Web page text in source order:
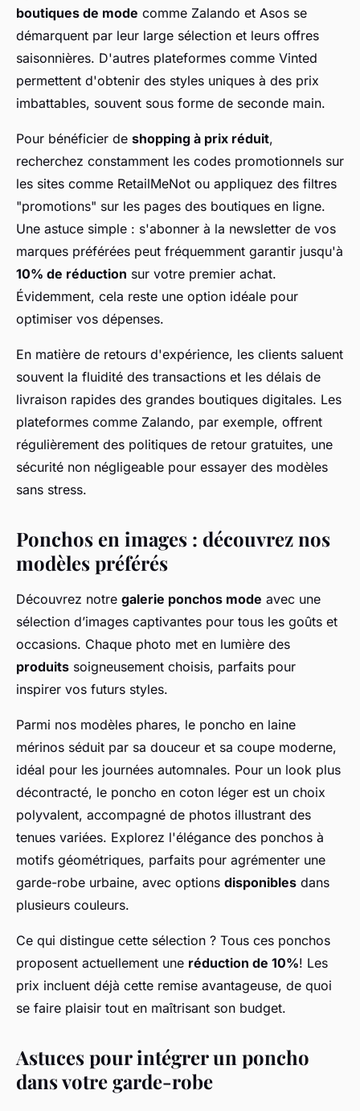
boutiques de mode comme Zalando et Asos se
démarquent par leur large sélection et leurs offres
saisonnières. D'autres plateformes comme Vinted
permettent d'obtenir des styles uniques à des prix
imbattables, souvent sous forme de seconde main.
Pour bénéficier de shopping à prix réduit,
recherchez constamment les codes promotionnels sur
les sites comme RetailMeNot ou appliquez des filtres
"promotions" sur les pages des boutiques en ligne.
Une astuce simple : s'abonner à la newsletter de vos
marques préférées peut fréquemment garantir jusqu'à
10% de réduction sur votre premier achat.
Évidemment, cela reste une option idéale pour
optimiser vos dépenses.
En matière de retours d'expérience, les clients saluent
souvent la fluidité des transactions et les délais de
livraison rapides des grandes boutiques digitales. Les
plateformes comme Zalando, par exemple, offrent
régulièrement des politiques de retour gratuites, une
sécurité non négligeable pour essayer des modèles
sans stress.
Ponchos en images : découvrez nos
modèles préférés
Découvrez notre galerie ponchos mode avec une
sélection d’images captivantes pour tous les goûts et
occasions. Chaque photo met en lumière des
produits soigneusement choisis, parfaits pour
inspirer vos futurs styles.
Parmi nos modèles phares, le poncho en laine
mérinos séduit par sa douceur et sa coupe moderne,
idéal pour les journées automnales. Pour un look plus
décontracté, le poncho en coton léger est un choix
polyvalent, accompagné de photos illustrant des
tenues variées. Explorez l'élégance des ponchos à
motifs géométriques, parfaits pour agrémenter une
garde-robe urbaine, avec options disponibles dans
plusieurs couleurs.
Ce qui distingue cette sélection ? Tous ces ponchos
proposent actuellement une réduction de 10%! Les
prix incluent déjà cette remise avantageuse, de quoi
se faire plaisir tout en maîtrisant son budget.
Astuces pour intégrer un poncho
dans votre garde-robe